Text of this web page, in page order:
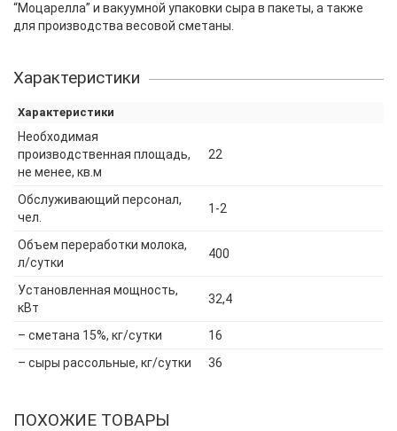
“Моцарелла” и вакуумной упаковки сыра в пакеты, а также
для производства весовой сметаны.
Характеристики
Характеристики
Необходимая
производственная площадь,
не менее, кв.м
22
Обслуживающий персонал,
чел.
1-2
Объем переработки молока,
л/сутки
400
Установленная мощность,
кВт
32,4
– сметана 15%, кг/сутки
16
– сыры рассольные, кг/сутки
36
ПОХОЖИЕ ТОВАРЫ